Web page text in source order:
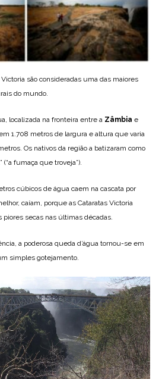
são consideradas uma das maiores
do mundo.
localizada na fronteira entre a Zâmbia e
1.708 metros de largura e altura que varia
Os nativos da região a batizaram como
(“a fumaça que troveja”).
cúbicos de água caem na cascata por
caíam, porque as Cataratas Victoria
piores secas nas últimas décadas.
a poderosa queda d’água tornou-se em
simples gotejamento.